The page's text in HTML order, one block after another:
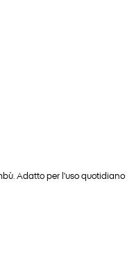
Adatto per l'uso quotidiano